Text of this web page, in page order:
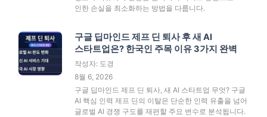
인한 손실을 최소화하는 방법을 다룹니다.
구글 딥마인드 제프 딘 퇴사 후 새 AI
스타트업은? 한국인 주목 이유 3가지 완벽
작성자: 도경
8월 6, 2026
구글 딥마인드 제프 딘 퇴사, 새 AI 스타트업 무엇? 구글
AI 핵심 인력 제프 딘의 이탈은 단순한 인력 유출을 넘어
글로벌 AI 경쟁 구도를 재편할 주요 변수로 분석됩니다.